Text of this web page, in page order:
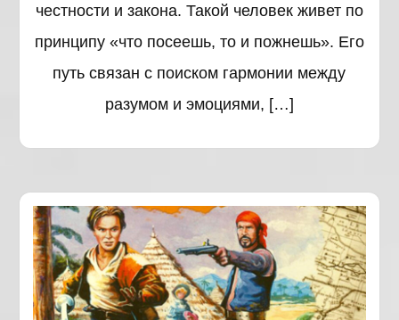
честности и закона. Такой человек живет по
принципу «что посеешь, то и пожнешь». Его
путь связан с поиском гармонии между
разумом и эмоциями, […]